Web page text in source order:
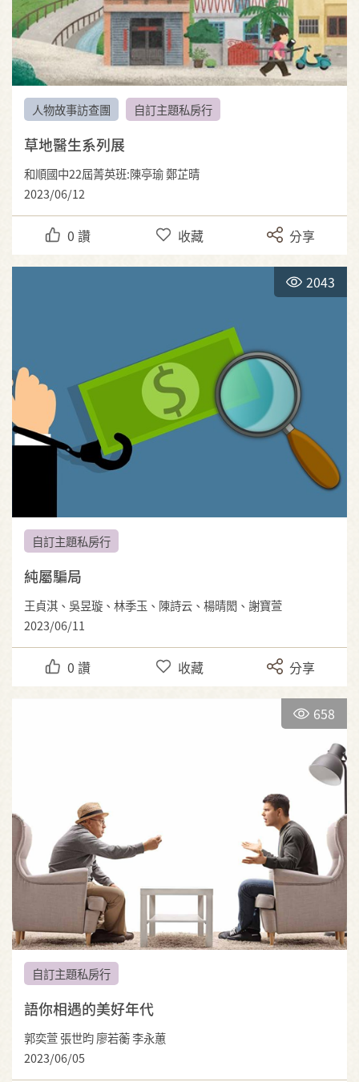
人物故事訪查團 自訂主題私房行
草地醫生系列展
和順國中22屆菁英班:陳亭瑜 鄭芷晴
2023/06/12
0 讚 收藏 分享
2043
自訂主題私房行
純屬騙局
王貞淇、吳昱璇、林季玉、陳詩云、楊晴閎、謝寶萱
2023/06/11
0 讚 收藏 分享
658
自訂主題私房行
語你相遇的美好年代
郭奕萱 張世昀 廖若蘅 李永蕙
2023/06/05